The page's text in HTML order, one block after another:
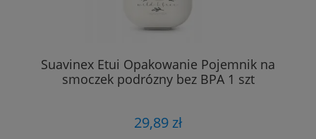
Suavinex Etui Opakowanie Pojemnik na
smoczek podrózny bez BPA 1 szt
29,89 zł